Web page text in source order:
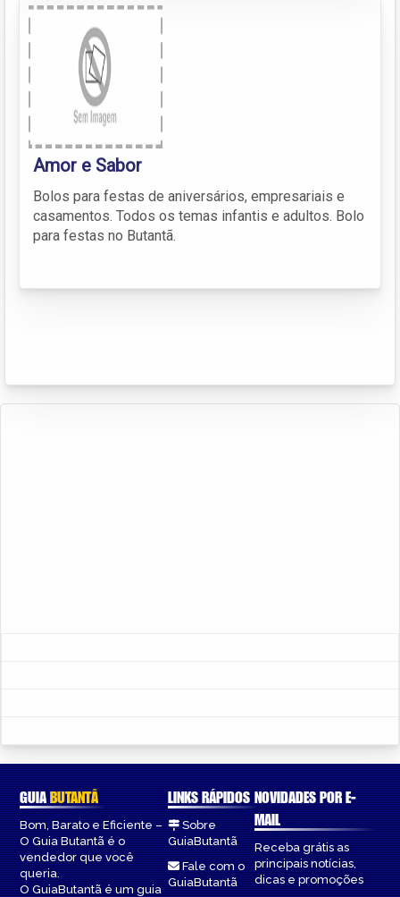
Amor e Sabor
Bolos para festas de aniversários, empresariais e
casamentos. Todos os temas infantis e adultos. Bolo
para festas no Butantã.
GUIABUTANTÃ
Bom, Barato e Eficiente –
O Guia Butantã é o
vendedor que você
queria.
O GuiaButantã é um guia
LINKS RÁPIDOS
Sobre
GuiaButantã
Fale com o
GuiaButantã
NOVIDADES POR E-
MAIL
Receba grátis as
principais notícias,
dicas e promoções